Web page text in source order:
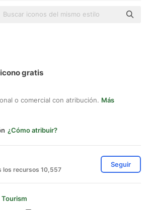
gratis
o comercial con atribución. Más
¿Cómo atribuir?
los recursos 10,557
Seguir
Tourism